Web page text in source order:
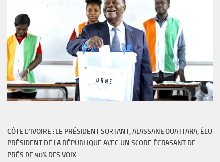
CÔTE D'IVOIRE : LE PRÉSIDENT SORTANT, ALASSANE OUATTARA, ÉLU
PRÉSIDENT DE LA RÉPUBLIQUE AVEC UN SCORE ÉCRASANT DE
PRÈS DE 90% DES VOIX